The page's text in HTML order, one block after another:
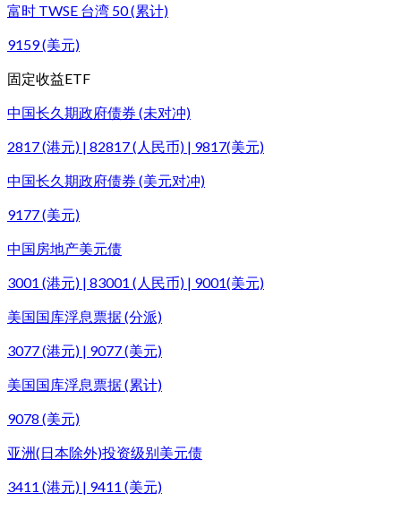
富时 TWSE 台湾 50 (累计)
9159 (美元)
固定收益ETF
中国长久期政府债券 (未对冲)
2817 (港元) | 82817 (人民币) | 9817(美元)
中国长久期政府债券 (美元对冲)
9177 (美元)
中国房地产美元债
3001 (港元) | 83001 (人民币) | 9001(美元)
美国国库浮息票据 (分派)
3077 (港元) | 9077 (美元)
美国国库浮息票据 (累计)
9078 (美元)
亚洲(日本除外)投资级别美元债
3411 (港元) | 9411 (美元)